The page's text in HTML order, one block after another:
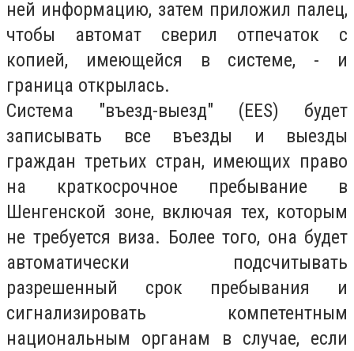
ней информацию, затем приложил палец,
чтобы автомат сверил отпечаток с
копией, имеющейся в системе, - и
граница открылась.
Система "въезд-выезд" (EES) будет
записывать все въезды и выезды
граждан третьих стран, имеющих право
на краткосрочное пребывание в
Шенгенской зоне, включая тех, которым
не требуется виза. Более того, она будет
автоматически подсчитывать
разрешенный срок пребывания и
сигнализировать компетентным
национальным органам в случае, если